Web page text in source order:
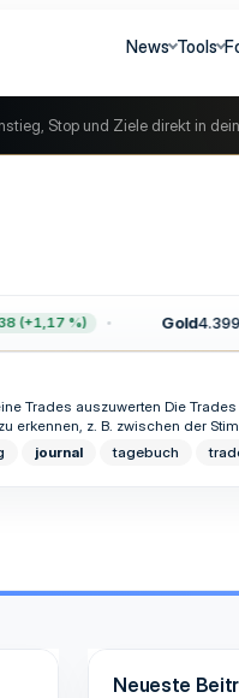
News Tools
Stop und Ziele direkt in
(+1,17 %) Gold
Trades auszuwerten Die
erkennen, z. B. zwischen der
journal tagebuch
Neueste